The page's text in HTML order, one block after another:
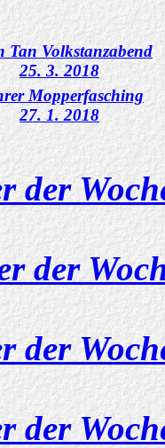
Tan Volkstanzabend
25. 3. 2018
Mopperfasching
27. 1. 2018
der
der
der
der